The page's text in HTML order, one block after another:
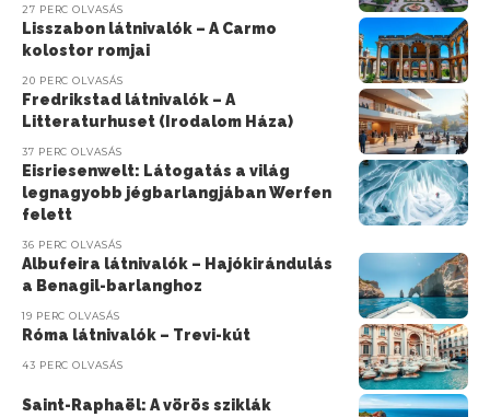
27 PERC OLVASÁS
Lisszabon látnivalók – A Carmo
kolostor romjai
20 PERC OLVASÁS
Fredrikstad látnivalók – A
Litteraturhuset (Irodalom Háza)
37 PERC OLVASÁS
Eisriesenwelt: Látogatás a világ
legnagyobb jégbarlangjában Werfen
felett
36 PERC OLVASÁS
Albufeira látnivalók – Hajókirándulás
a Benagil-barlanghoz
19 PERC OLVASÁS
Róma látnivalók – Trevi-kút
43 PERC OLVASÁS
Saint-Raphaël: A vörös sziklák